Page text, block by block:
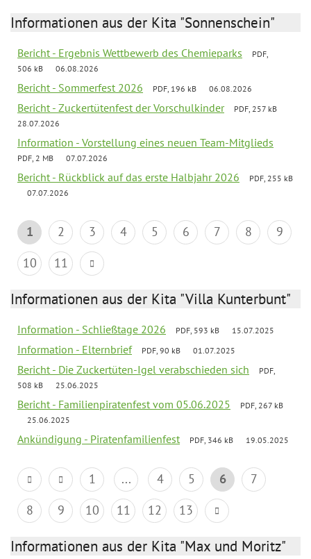
Informationen aus der Kita "Sonnenschein"
Bericht - Ergebnis Wettbewerb des Chemieparks
PDF,
506 kB
06.08.2026
Bericht - Sommerfest 2026 PDF, 196 kB 06.08.2026
Bericht - Zuckertütenfest der Vorschulkinder
PDF, 257 kB
28.07.2026
Information - Vorstellung eines neuen Team-Mitglieds
PDF, 2 MB 07.07.2026
Bericht - Rückblick auf das erste Halbjahr 2026
PDF, 255 kB
07.07.2026
1 2 3 4 5 6 7 8
9
10
11
Informationen aus der Kita "Villa Kunterbunt"
Information - Schließtage 2026 PDF, 593 kB 15.07.2025
Information - Elternbrief PDF, 90 kB 01.07.2025
Bericht - Die Zuckertüten-Igel verabschieden sich
PDF,
508 kB
25.06.2025
Bericht - Familienpiratenfest vom 05.06.2025
PDF, 267 kB
25.06.2025
Ankündigung - Piratenfamilienfest PDF, 346 kB 19.05.2025
1 ... 4 5 6
7
8
9 10 11 12 13
Informationen aus der Kita "Max und Moritz"